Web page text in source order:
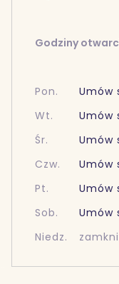
Godziny
Pon.
Umów
Wt.
Umów
Śr.
Umów
Czw.
Umów
Pt.
Umów
Sob.
Umów
Niedz.